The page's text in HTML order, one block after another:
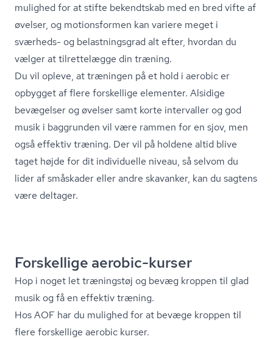
mulighed for at stifte bekendtskab med en bred vifte af
øvelser, og motionsformen kan variere meget i
sværheds- og be­last­nings­grad alt efter, hvordan du
vælger at tilrettelægge din træning.
Du vil opleve, at træningen på et hold i aerobic er
opbygget af flere forskellige elementer. Alsidige
bevægelser og øvelser samt korte intervaller og god
musik i baggrunden vil være rammen for en sjov, men
også effektiv træning. Der vil på holdene altid blive
taget højde for dit individuelle niveau, så selvom du
lider af småskader eller andre skavanker, kan du sagtens
være deltager.
Forskellige aerobic-kurser
Hop i noget let træningstøj og bevæg kroppen til glad
musik og få en effektiv træning.
Hos AOF har du mulighed for at bevæge kroppen til
flere forskellige aerobic kurser.